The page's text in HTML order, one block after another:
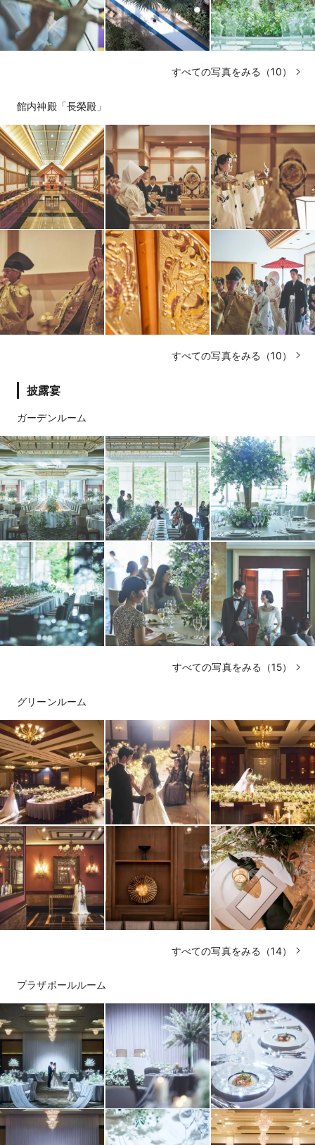
すべての写真をみる（10）
館内神殿「長榮殿」
すべての写真をみる（10）
披露宴
ガーデンルーム
すべての写真をみる（15）
グリーンルーム
すべての写真をみる（14）
プラザボールルーム